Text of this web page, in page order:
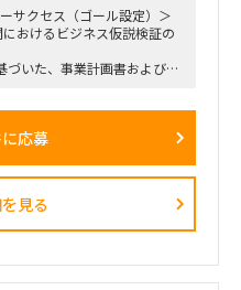
サクセス（ゴール設定）＞
おけるビジネス仮説検証の
いた、事業計画書および市
ズ）におけるプロジェクト
ガントチャート等）の設計
ートナー等）の調査・選定・
、市場規模の再見直し。
応募
見る